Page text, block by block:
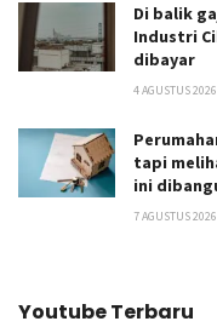
Di balik
Industri
dibayar
4 AGUSTUS 2026
tapi
ini
7 AGUSTUS 2026
Youtube Terbaru